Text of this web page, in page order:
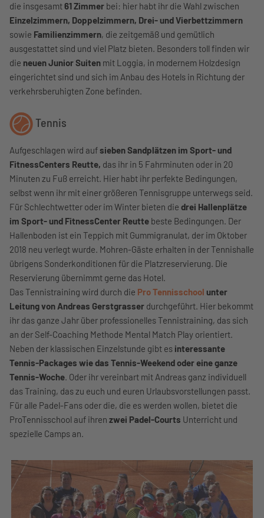
die insgesamt61 Zimmer bei: hier habt ihr die Wahl zwischen
Einzelzimmern, Doppelzimmern, Drei- und Vierbettzimmern
sowie Familienzimmern, die zeitgemäß und gemütlich
ausgestattet sind und viel Platz bieten. Besonders toll finden wir
die neuen Junior Suiten mit Loggia, in modernem Holzdesign
eingerichtet sind und sich im Anbau des Hotels in Richtung der
verkehrsberuhigten Zone befinden.
Tennis
Aufgeschlagen wird aufsieben Sandplätzen im Sport- und
FitnessCenters Reutte, das ihr in 5 Fahrminuten oder in 20
Minuten zu Fuß erreicht. Hier habt ihr perfekte Bedingungen,
selbst wenn ihr mit einer größeren Tennisgruppe unterwegs seid.
Für Schlechtwetter oder im Winter bieten die drei Hallenplätze
im Sport- und FitnessCenter Reutte beste Bedingungen. Der
Hallenboden ist ein Teppich mit Gummigranulat, der im Oktober
2018 neu verlegt wurde. Mohren-Gäste erhalten in der Tennishalle
übrigens Sonderkonditionen für die Platzreservierung. Die
Reservierung übernimmt gerne das Hotel.
Das Tennistraining wird durch die Pro Tennisschool unter
Leitung von Andreas Gerstgrasser durchgeführt. Hier bekommt
ihr das ganze Jahr über professionelles Tennistraining, das sich
an der Self-Coaching Methode Mental Match Play orientiert.
Neben der klassischen Einzelstunde gibt es interessante
Tennis-Packages wie das Tennis-Weekend oder eine ganze
Tennis-Woche. Oder ihr vereinbart mit Andreas ganz individuell
das Training, das zu euch und euren Urlaubsvorstellungen passt.
Für alle Padel-Fans oder die, die es werden wollen, bietet die
ProTennisschool auf ihren zwei Padel-Courts Unterricht und
spezielle Camps an.